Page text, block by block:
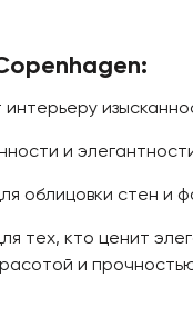
интерьеру
и
облицовки стен и
тех, кто ценит
и